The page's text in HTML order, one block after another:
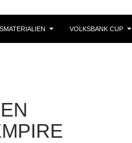
VOLKSBANK CUP